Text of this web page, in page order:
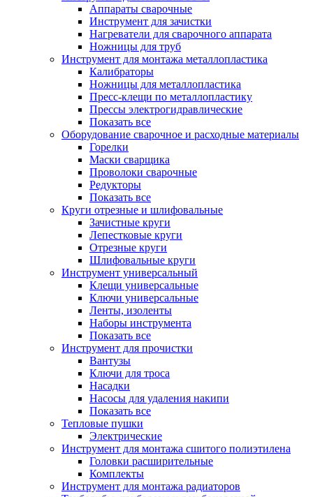
Аппараты сварочные
Инструмент для зачистки
Нагреватели для сварочного аппарата
Ножницы для труб
Инструмент для монтажа металлопластика
Калибраторы
Ножницы для металлопластика
Пресс-клещи по металлопластику
Прессы электрогидравлические
Показать все
Оборудование сварочное и расходные материалы
Горелки
Маски сварщика
Проволоки сварочные
Редукторы
Показать все
Круги отрезные и шлифовальные
Зачистные круги
Лепестковые круги
Отрезные круги
Шлифовальные круги
Инструмент универсальный
Клещи универсальные
Ключи универсальные
Ленты, изоленты
Наборы инструмента
Показать все
Инструмент для прочистки
Вантузы
Ключи для троса
Насадки
Насосы для удаления накипи
Показать все
Тепловые пушки
Электрические
Инструмент для монтажа сшитого полиэтилена
Головки расширительные
Комплекты
Инструмент для монтажа радиаторов